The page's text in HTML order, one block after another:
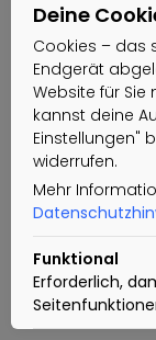
Deine
Cookies – das
Endgerät
Website für
kannst deine
Einstellungen"
widerrufen.
Mehr
Funktional
Erforderlich,